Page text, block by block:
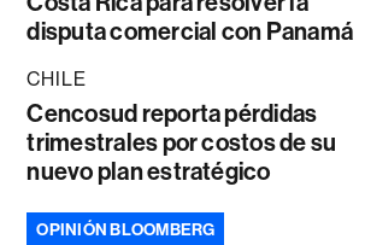
disputa comercial con Panamá
CHILE
Cencosud reporta pérdidas
trimestrales por costos de su
nuevo plan estratégico
OPINIÓN BLOOMBERG